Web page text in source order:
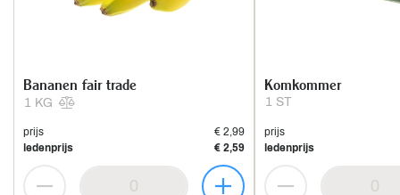
1 KG
Bananen fair trade
prijs
€ 2,99
ledenprijs
€ 2,59
1 ST
Komkommer
prijs
ledenprijs